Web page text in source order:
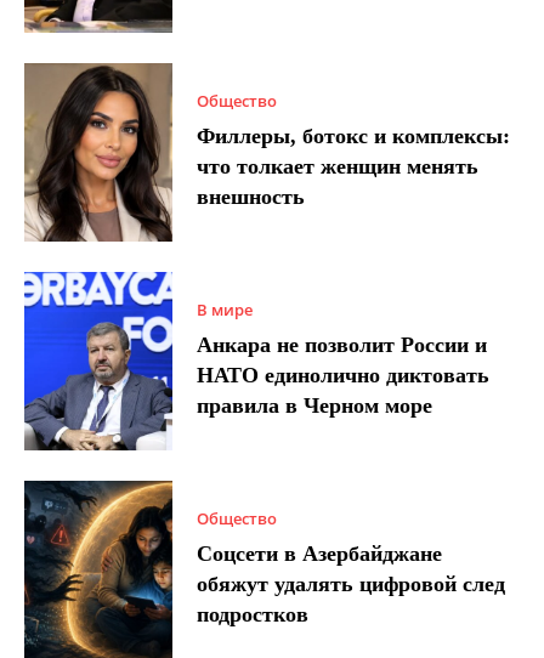
Общество
Филлеры, ботокс и комплексы:
что толкает женщин менять
внешность
В мире
Анкара не позволит России и
НАТО единолично диктовать
правила в Черном море
Общество
Соцсети в Азербайджане
обяжут удалять цифровой след
подростков